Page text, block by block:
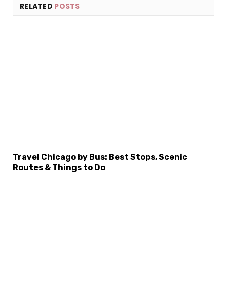
RELATED POSTS
Travel Chicago by Bus: Best Stops, Scenic
Routes & Things to Do